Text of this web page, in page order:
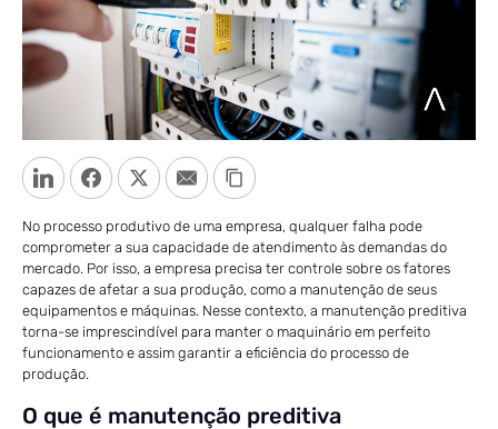
LinkedInFacebookTwitterEmail Copy Link
No processo produtivo de uma empresa, qualquer falha pode
comprometer a sua capacidade de atendimento às demandas do
mercado. Por isso, a empresa precisa ter controle sobre os fatores
capazes de afetar a sua produção, como a manutenção de seus
equipamentos e máquinas. Nesse contexto, a manutenção preditiva
torna-se imprescindível para manter o maquinário em perfeito
funcionamento e assim garantir a eficiência do processo de
produção.
O que é manutenção preditiva